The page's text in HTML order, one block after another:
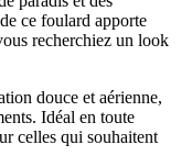
ce foulard apporte
recherchiez un look
douce et aérienne,
Idéal en toute
celles qui souhaitent